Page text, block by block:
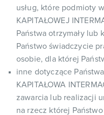
usług, które podmioty
KAPITAŁOWEJ
Państwa otrzymały lub
Państwo świadczycie
osobie, dla której
inne dotyczące
KAPITAŁOWA
zawarcia lub realizacji
na rzecz której